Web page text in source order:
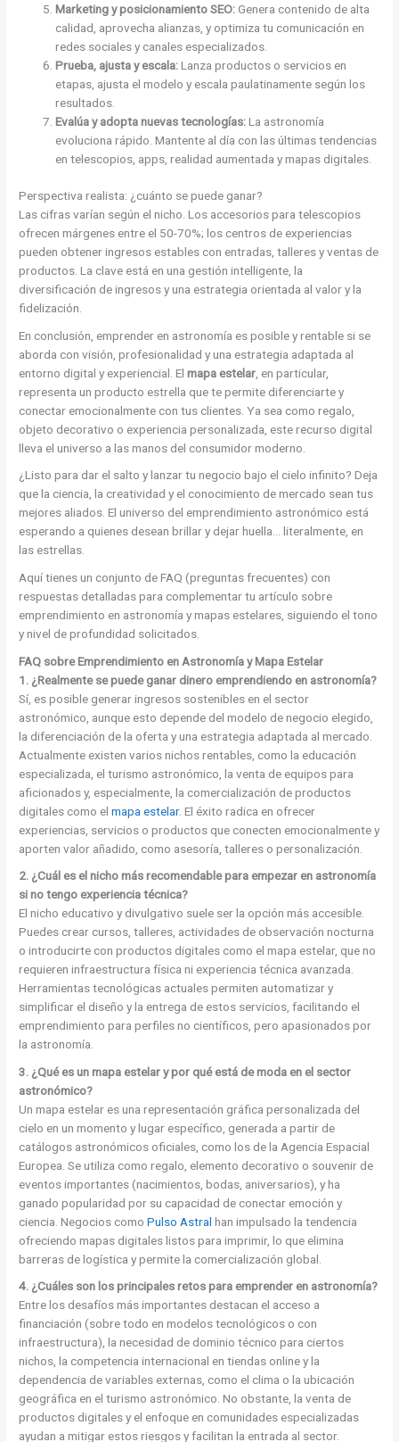
Marketing y posicionamiento SEO:Genera contenido de alta
calidad, aprovecha alianzas, y optimiza tu comunicación en
redes sociales y canales especializados.
Prueba, ajusta y escala:Lanza productos o servicios en
etapas, ajusta el modelo y escala paulatinamente según los
resultados.
Evalúa y adopta nuevas tecnologías:La astronomía
evoluciona rápido. Mantente al día con las últimas tendencias
en telescopios, apps, realidad aumentada y mapas digitales.
Perspectiva realista: ¿cuánto se puede ganar?
Las cifras varían según el nicho. Los accesorios para telescopios
ofrecen márgenes entre el 50-70%; los centros de experiencias
pueden obtener ingresos estables con entradas, talleres y ventas de
productos. La clave está en una gestión intelligente, la
diversificación de ingresos y una estrategia orientada al valor y la
fidelización.
En conclusión, emprender en astronomía es posible y rentable si se
aborda con visión, profesionalidad y una estrategia adaptada al
entorno digital y experiencial. Elmapa estelar , en particular,
representa un producto estrella que te permite diferenciarte y
conectar emocionalmente con tus clientes. Ya sea como regalo,
objeto decorativo o experiencia personalizada, este recurso digital
lleva el universo a las manos del consumidor moderno.
¿Listo para dar el salto y lanzar tu negocio bajo el cielo infinito? Deja
que la ciencia, la creatividad y el conocimiento de mercado sean tus
mejores aliados. El universo del emprendimiento astronómico está
esperando a quienes desean brillar y dejar huella… literalmente, en
las estrellas.
Aquí tienes un conjunto de FAQ (preguntas frecuentes) con
respuestas detalladas para complementar tu artículo sobre
emprendimiento en astronomía y mapas estelares, siguiendo el tono
y nivel de profundidad solicitados.
FAQ sobre Emprendimiento en Astronomía y Mapa Estelar
1. ¿Realmente se puede ganar dinero emprendiendo en astronomía?
Sí, es posible generar ingresos sostenibles en el sector
astronómico, aunque esto depende del modelo de negocio elegido,
la diferenciación de la oferta y una estrategia adaptada al mercado.
Actualmente existen varios nichos rentables, como la educación
especializada, el turismo astronómico, la venta de equipos para
aficionados y, especialmente, la comercialización de productos
digitales como elmapa estelar. El éxito radica en ofrecer
experiencias, servicios o productos que conecten emocionalmente y
aporten valor añadido, como asesoría, talleres o personalización.
2. ¿Cuál es el nicho más recomendable para empezar en astronomía
si no tengo experiencia técnica?
El nicho educativo y divulgativo suele ser la opción más accesible.
Puedes crear cursos, talleres, actividades de observación nocturna
o introducirte con productos digitales como el mapa estelar, que no
requieren infraestructura física ni experiencia técnica avanzada.
Herramientas tecnológicas actuales permiten automatizar y
simplificar el diseño y la entrega de estos servicios, facilitando el
emprendimiento para perfiles no científicos, pero apasionados por
la astronomía.
3. ¿Qué es un mapa estelar y por qué está de moda en el sector
astronómico?
Un mapa estelar es una representación gráfica personalizada del
cielo en un momento y lugar específico, generada a partir de
catálogos astronómicos oficiales, como los de la Agencia Espacial
Europea. Se utiliza como regalo, elemento decorativo o souvenir de
eventos importantes (nacimientos, bodas, aniversarios), y ha
ganado popularidad por su capacidad de conectar emoción y
ciencia. Negocios comoPulso Astral han impulsado la tendencia
ofreciendo mapas digitales listos para imprimir, lo que elimina
barreras de logística y permite la comercialización global.
4. ¿Cuáles son los principales retos para emprender en astronomía?
Entre los desafíos más importantes destacan el acceso a
financiación (sobre todo en modelos tecnológicos o con
infraestructura), la necesidad de dominio técnico para ciertos
nichos, la competencia internacional en tiendas online y la
dependencia de variables externas, como el clima o la ubicación
geográfica en el turismo astronómico. No obstante, la venta de
productos digitales y el enfoque en comunidades especializadas
ayudan a mitigar estos riesgos y facilitan la entrada al sector.